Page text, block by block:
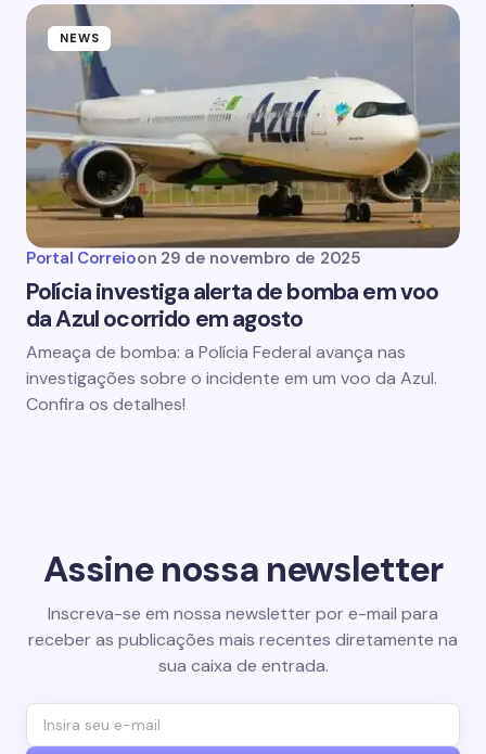
NEWS
Portal Correioon 29 de novembro de 2025
Polícia investiga alerta de bomba em voo
da Azul ocorrido em agosto
Ameaça de bomba: a Polícia Federal avança nas
investigações sobre o incidente em um voo da Azul.
Confira os detalhes!
Assine nossa newsletter
Inscreva-se em nossa newsletter por e-mail para
receber as publicações mais recentes diretamente na
sua caixa de entrada.